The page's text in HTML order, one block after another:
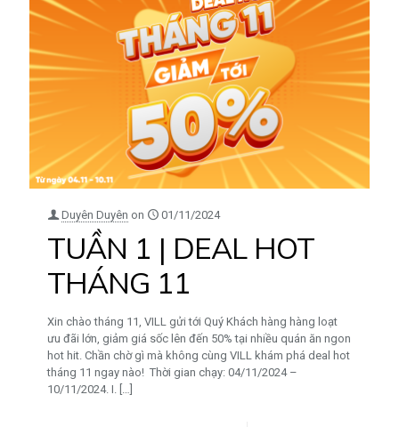
Duyên Duyên on 01/11/2024
TUẦN 1 | DEAL HOT
THÁNG 11
Xin chào tháng 11, VILL gửi tới Quý Khách hàng hàng loạt
ưu đãi lớn, giảm giá sốc lên đến 50% tại nhiều quán ăn ngon
hot hit. Chần chờ gì mà không cùng VILL khám phá deal hot
tháng 11 ngay nào! Thời gian chạy: 04/11/2024 –
10/11/2024. I. […]